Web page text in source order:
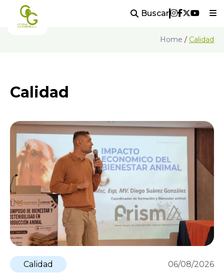
Buscar
Home / Calidad
Calidad
Calidad 06/08/2026